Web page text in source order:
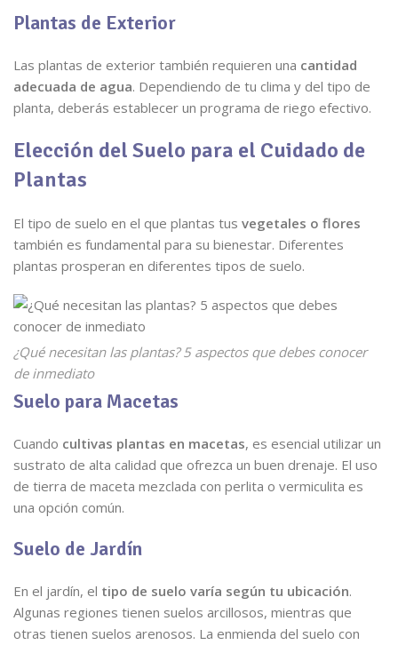
Plantas de Exterior
Las plantas de exterior también requieren una cantidad
adecuada de agua. Dependiendo de tu clima y del tipo de
planta, deberás establecer un programa de riego efectivo.
Elección del Suelo para el Cuidado de
Plantas
El tipo de suelo en el que plantas tus vegetales o flores
también es fundamental para su bienestar. Diferentes
plantas prosperan en diferentes tipos de suelo.
¿Qué necesitan las plantas? 5 aspectos que debes conocer
de inmediato
Suelo para Macetas
Cuando cultivas plantas en macetas, es esencial utilizar un
sustrato de alta calidad que ofrezca un buen drenaje. El uso
de tierra de maceta mezclada con perlita o vermiculita es
una opción común.
Suelo de Jardín
En el jardín, el tipo de suelo varía según tu ubicación.
Algunas regiones tienen suelos arcillosos, mientras que
otras tienen suelos arenosos. La enmienda del suelo con